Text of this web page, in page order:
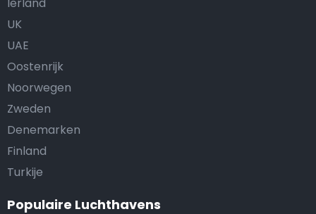
UK
UAE
Oostenrijk
Noorwegen
Zweden
Denemarken
Finland
Turkije
Populaire Luchthavens